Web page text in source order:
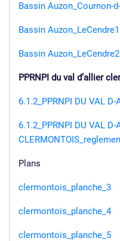
Bassin Auzon_Cournon-
Bassin Auzon_LeCendre1
Bassin Auzon_LeCendre2
PPRNPI du val d’allier
6.1.2_PPRNPI DU VAL
6.1.2_PPRNPI DU VAL D-
Plans
clermontois_planche_3
clermontois_planche_4
clermontois_planche_5